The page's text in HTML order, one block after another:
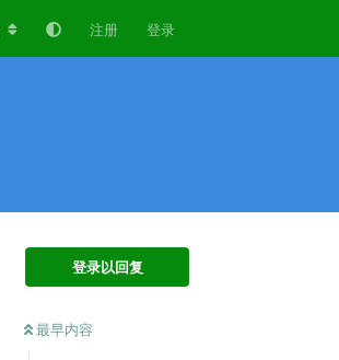
注册 登录
登录以回复
最早内容